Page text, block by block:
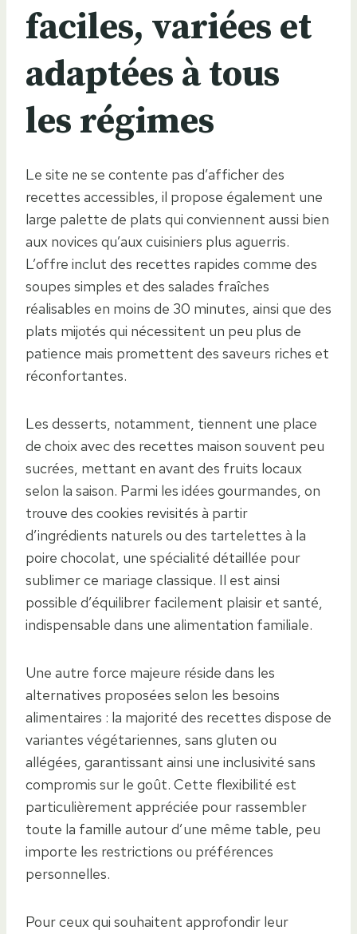
faciles, variées et
adaptées à tous
les régimes
Le site ne se contente pas d’afficher des
recettes accessibles, il propose également une
large palette de plats qui conviennent aussi bien
aux novices qu’aux cuisiniers plus aguerris.
L’offre inclut des recettes rapides comme des
soupes simples et des salades fraîches
réalisables en moins de 30 minutes, ainsi que des
plats mijotés qui nécessitent un peu plus de
patience mais promettent des saveurs riches et
réconfortantes.
Les desserts, notamment, tiennent une place
de choix avec des recettes maison souvent peu
sucrées, mettant en avant des fruits locaux
selon la saison. Parmi les idées gourmandes, on
trouve des cookies revisités à partir
d’ingrédients naturels ou des tartelettes à la
poire chocolat, une spécialité détaillée pour
sublimer ce mariage classique. Il est ainsi
possible d’équilibrer facilement plaisir et santé,
indispensable dans une alimentation familiale.
Une autre force majeure réside dans les
alternatives proposées selon les besoins
alimentaires : la majorité des recettes dispose de
variantes végétariennes, sans gluten ou
allégées, garantissant ainsi une inclusivité sans
compromis sur le goût. Cette flexibilité est
particulièrement appréciée pour rassembler
toute la famille autour d’une même table, peu
importe les restrictions ou préférences
personnelles.
Pour ceux qui souhaitent approfondir leur